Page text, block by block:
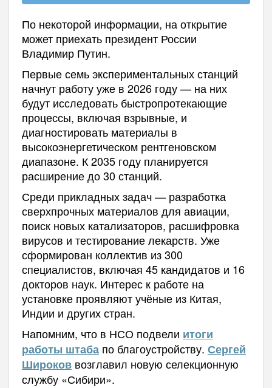
По некоторой информации, на открытие
может приехать президент России
Владимир Путин.
Первые семь экспериментальных станций
начнут работу уже в 2026 году — на них
будут исследовать быстропротекающие
процессы, включая взрывные, и
диагностировать материалы в
высокоэнергетическом рентгеновском
диапазоне. К 2035 году планируется
расширение до 30 станций.
Среди прикладных задач — разработка
сверхпрочных материалов для авиации,
поиск новых катализаторов, расшифровка
вирусов и тестирование лекарств. Уже
сформирован коллектив из 300
специалистов, включая 45 кандидатов и 16
докторов наук. Интерес к работе на
установке проявляют учёные из Китая,
Индии и других стран.
Напомним, что в НСО подвели итоги
работы штабапо благоустройству. Сергей
Широковвозглавил новую селекционную
службу «Сибири».